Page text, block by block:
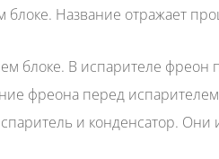
Название отражает
блоке. В испарителе фреон
фреона перед
и конденсатор.